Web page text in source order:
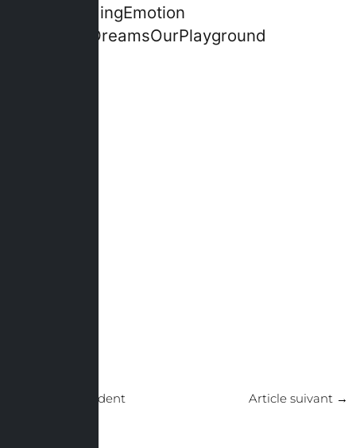
#StandingEmotion
#YourDreamsOurPlayground
Article précédent Article suivant →